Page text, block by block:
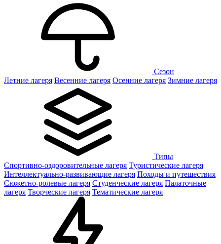
Сезон
Летние лагеря Весенние лагеря Осенние лагеря Зимние лагеря
Типы
Спортивно-оздоровительные лагеря Туристические лагеря
Интеллектуально-развивающие лагеря Походы и путешествия
Сюжетно-ролевые лагеря Студенческие лагеря Палаточные
лагеря Творческие лагеря Тематические лагеря